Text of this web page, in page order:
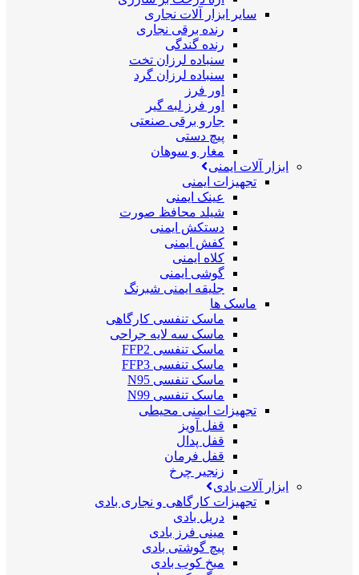
سایر ابزار آلات نجاری
رنده برقی نجاری
رنده گندگی
سنباده لرزان تخت
سنباده لرزان گرد
اور فرز
اور فرز لبه گیر
جارو برقی صنعتی
پیچ دستی
مغار و سوهان
ابزار آلات ایمنی
تجهیزات ایمنی
عینک ایمنی
شیلد محافظ صورت
دستکش ایمنی
کفش ایمنی
کلاه ایمنی
گوشی ایمنی
جلیقه ایمنی شبرنگ
ماسک ها
ماسک تنفسی کارگاهی
ماسک سه لایه جراحی
ماسک تنفسی FFP2
ماسک تنفسی FFP3
ماسک تنفسی N95
ماسک تنفسی N99
تجهیزات ایمنی محیطی
قفل آویز
قفل پدال
قفل فرمان
زنجیر چرخ
ابزار آلات بادی
تجهیزات کارگاهی و نجاری بادی
دریل بادی
مینی فرز بادی
پیچ گوشتی بادی
میخ کوب بادی